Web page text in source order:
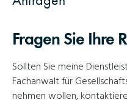
Fragen Sie Ihre
Sollten Sie meine
Fachanwalt für
nehmen wollen,